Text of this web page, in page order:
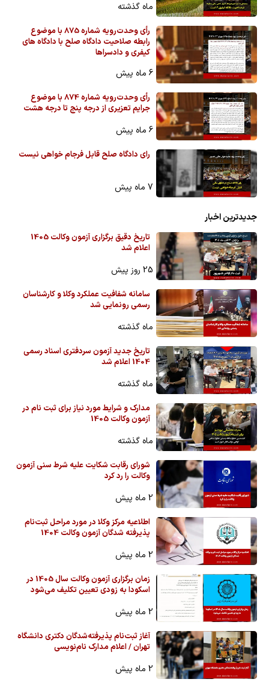
ماه گذشته
رأی وحدت‌رویه شماره 875 با موضوع
رابطه صلاحیت دادگاه صلح با دادگاه های
کیفری و دادسراها
6 ماه پیش
رأی وحدت‌رویه شماره 874 با موضوع
جرایم تعزیری از درجه پنج تا درجه هشت
6 ماه پیش
رای دادگاه صلح قابل فرجام خواهی نیست
7 ماه پیش
جدیدترین اخبار
تاریخ دقیق برگزاری آزمون وکالت 1405
اعلام شد
25 روز پیش
سامانه شفافیت عملکرد وکلا و کارشناسان
رسمی رونمایی شد
ماه گذشته
تاریخ جدید آزمون سردفتری اسناد رسمی
1404 اعلام شد
ماه گذشته
مدارک و شرایط مورد نیاز برای ثبت نام در
آزمون وکالت 1405
ماه گذشته
شورای رقابت شکایت علیه شرط سنی آزمون
وکالت را رد کرد
2 ماه پیش
اطلاعیه مرکز وکلا در مورد مراحل ثبت‌نام
پذیرفته شدگان آزمون وکالت 1404
2 ماه پیش
زمان برگزاری آزمون وکالت سال 1405 در
اسکودا به زودی تعیین تکلیف می‌شود
2 ماه پیش
آغاز ثبت‌نام پذیرفته‌شدگان دکتری دانشگاه
تهران / اعلام مدارک نام‌نویسی
2 ماه پیش